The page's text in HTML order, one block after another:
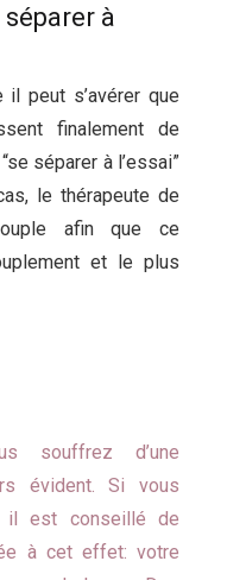
séparer à
peut s’avérer que
finalement de
séparer à l’essai”
le thérapeute de
afin que ce
et le plus
souffrez d’une
évident. Si vous
il est conseillé de
à cet effet: votre